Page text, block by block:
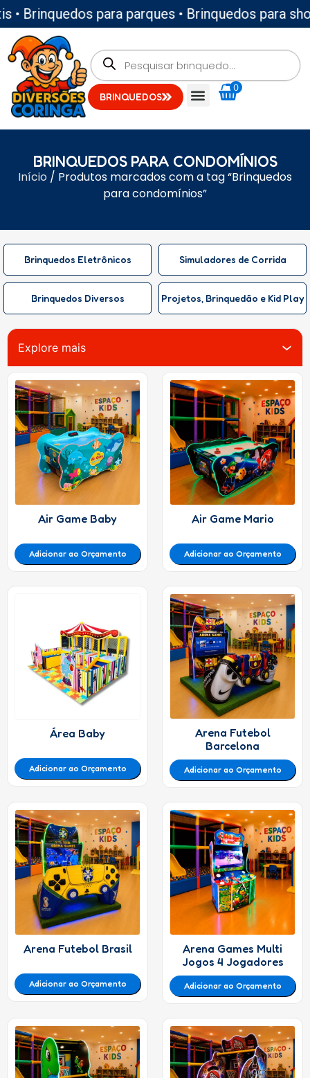
para parques • Brinquedos para
BRINQUEDOS
0
BRINQUEDOS PARA CONDOMÍNIOS
Início / Produtos marcados com a tag “Brinquedos
para condomínios”
Brinquedos Eletrônicos Simuladores de Corrida
Brinquedos Diversos Projetos, Brinquedão e Kid Play
Explore mais
Air Game Baby
Adicionar ao Orçamento
Air Game Mario
Adicionar ao Orçamento
Área Baby
Adicionar ao Orçamento
Arena Futebol
Barcelona
Adicionar ao Orçamento
Arena Futebol Brasil
Adicionar ao Orçamento
Arena Games Multi
Jogos 4 Jogadores
Adicionar ao Orçamento